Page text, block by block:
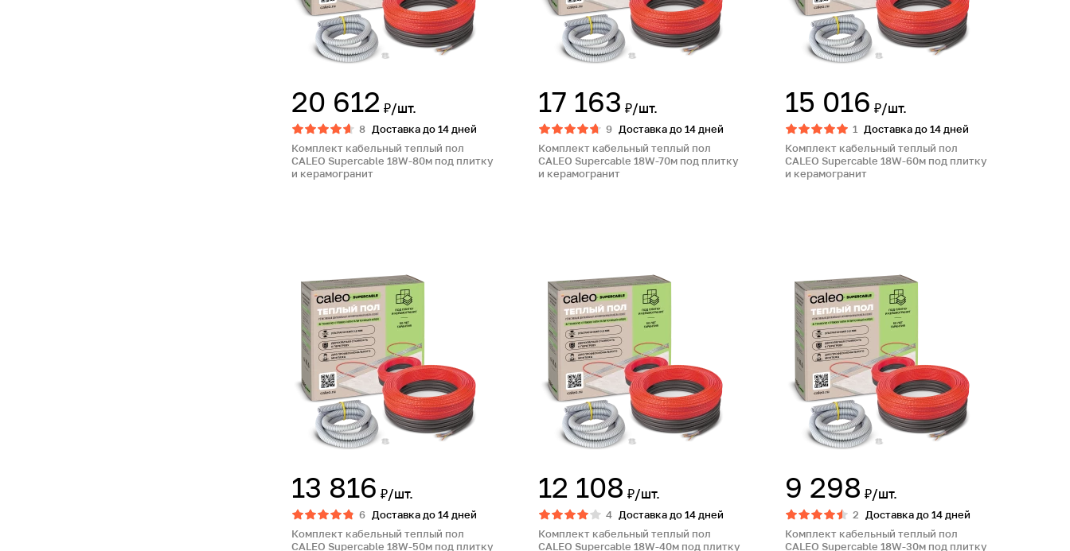
20 612 ₽/шт.
8 Доставка до 14 дней
Комплект кабельный теплый пол
CALEO Supercable 18W-80м под плитку
и керамогранит
17 163 ₽/шт.
9 Доставка до 14 дней
Комплект кабельный теплый пол
CALEO Supercable 18W-70м под плитку
и керамогранит
15 016 ₽/шт.
1
Доставка до 14 дней
Комплект кабельный теплый пол
CALEO Supercable 18W-60м под плитку
и керамогранит
13 816 ₽/шт.
6 Доставка до 14 дней
Комплект кабельный теплый пол
CALEO Supercable 18W-50м под плитку
12 108 ₽/шт.
4 Доставка до 14 дней
Комплект кабельный теплый пол
CALEO Supercable 18W-40м под плитку
9 298 ₽/шт.
2
Доставка до 14 дней
Комплект кабельный теплый пол
CALEO Supercable 18W-30м под плитку